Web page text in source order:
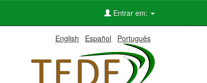
Entrar em:
English Español Português